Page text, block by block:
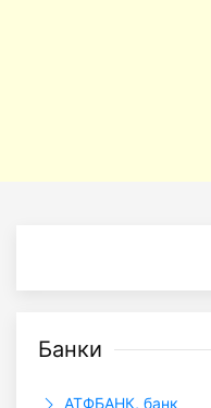
Банки
АТФБАНК, банк